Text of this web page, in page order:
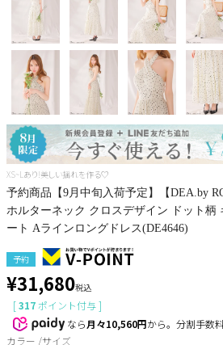
XS~Lあり!美しい揺れを作る♡
予約商品【9月中旬入荷予定】【DEA.by
ホルターネック クロスデザイン ドット柄
ート Aラインロングドレス(DE4646)
予約
¥31,680税込
[317ポイント付与 ]
なら月々10,560円から。分割手数
カラー サイズ